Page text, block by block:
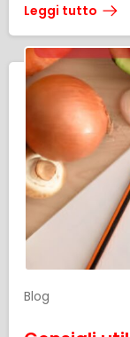
Leggi tutto
Blog